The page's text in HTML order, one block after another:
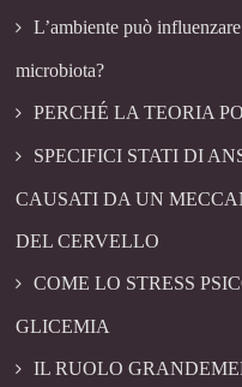
L’ambiente può
microbiota?
PERCHÉ LA TEORIA
SPECIFICI STATI DI
CAUSATI DA UN
DEL CERVELLO
COME LO STRESS
GLICEMIA
IL RUOLO